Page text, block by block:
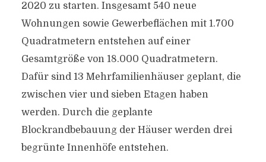
2020 zu starten. Insgesamt 540 neue
Wohnungen sowie Gewerbeflächen mit 1.700
Quadratmetern entstehen auf einer
Gesamtgröße von 18.000 Quadratmetern.
Dafür sind 13 Mehrfamilienhäuser geplant, die
zwischen vier und sieben Etagen haben
werden. Durch die geplante
Blockrandbebauung der Häuser werden drei
begrünte Innenhöfe entstehen.